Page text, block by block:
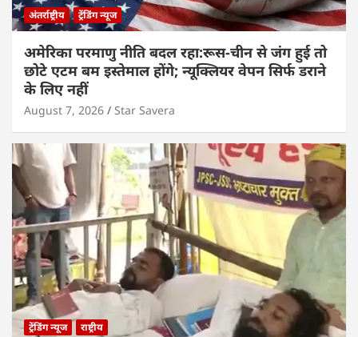
अंतर्राष्ट्रीय ट्रेंडिंग न्यूज
अमेरिका परमाणु नीति बदल रहा:रूस-चीन से जंग हुई तो
छोटे एटम बम इस्तेमाल होंगे; न्यूक्लियर वेपन सिर्फ डराने
के लिए नहीं
August 7, 2026 Star Savera
ट्रेंडिंग न्यूज राष्ट्रीय